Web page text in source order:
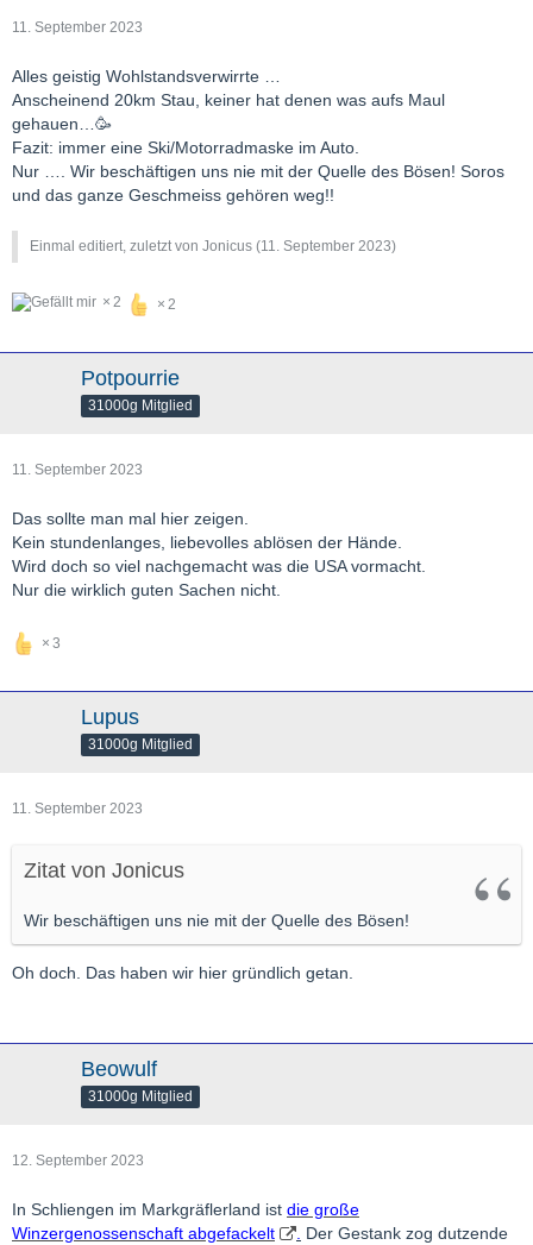
11. September 2023
Alles geistig Wohlstandsverwirrte …
Anscheinend 20km Stau, keiner hat denen was aufs Maul
gehauen…🥳
Fazit: immer eine Ski/Motorradmaske im Auto.
Nur …. Wir beschäftigen uns nie mit der Quelle des Bösen! Soros
und das ganze Geschmeiss gehören weg!!
Einmal editiert, zuletzt von Jonicus (11. September 2023)
2 2
Potpourrie
31000g Mitglied
11. September 2023
Das sollte man mal hier zeigen.
Kein stundenlanges, liebevolles ablösen der Hände.
Wird doch so viel nachgemacht was die USA vormacht.
Nur die wirklich guten Sachen nicht.
3
Lupus
31000g Mitglied
11. September 2023
Zitat von Jonicus
Wir beschäftigen uns nie mit der Quelle des Bösen!
Oh doch. Das haben wir hier gründlich getan.
Beowulf
31000g Mitglied
12. September 2023
In Schliengen im Markgräflerland ist die große
Winzergenossenschaft abgefackelt
Der Gestank zog dutzende